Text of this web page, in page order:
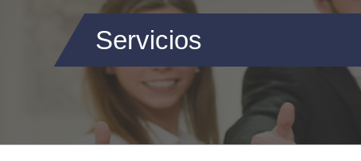
Servicios